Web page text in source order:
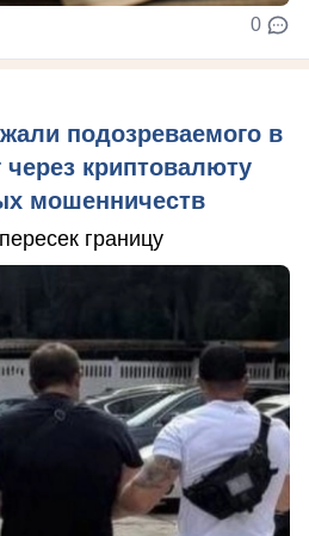
0
подозреваемого в
криптовалюту
мошенничеств
границу